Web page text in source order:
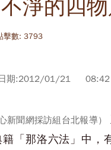
淨的四物
擊數: 3793
期:2012/01/21 08:42
新聞網採訪組台北報導）
籍「那洛六法」中，